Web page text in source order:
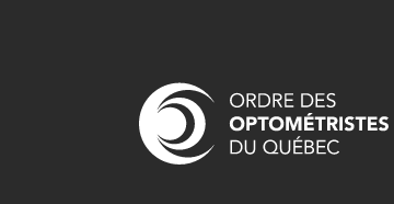
Navigation
principale